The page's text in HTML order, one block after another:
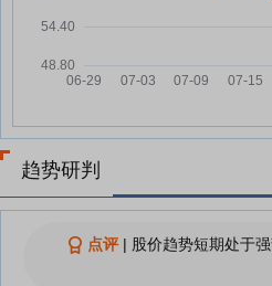
07-18
中自科技：融资净偿还
07-17
趋势研判
点评| 股价趋势短期处于